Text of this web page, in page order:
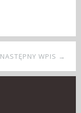
NASTĘPNY WPIS →